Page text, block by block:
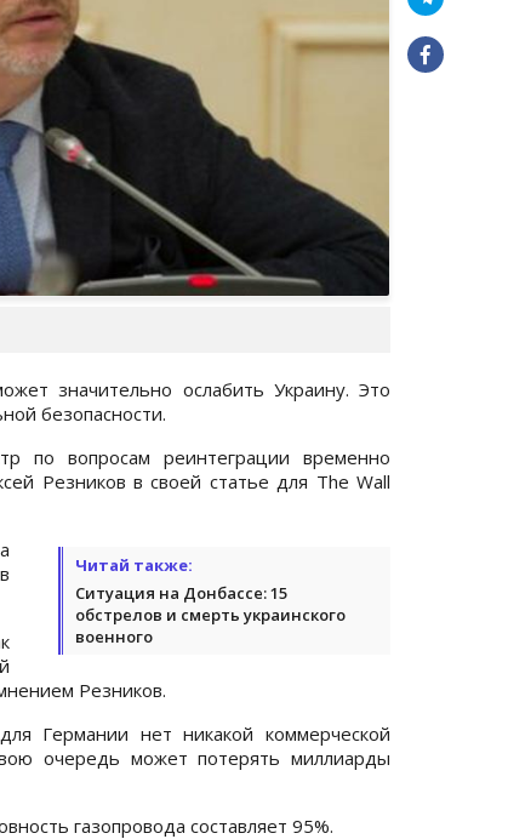
значительно ослабить Украину. Это
безопасности.
по вопросам реинтеграции временно
Резников в своей статье для The Wall
Читай также:
Ситуация на Донбассе: 15
обстрелов и смерть украинского
военного
Резников.
Германии нет никакой коммерческой
очередь может потерять миллиарды
газопровода составляет 95%.